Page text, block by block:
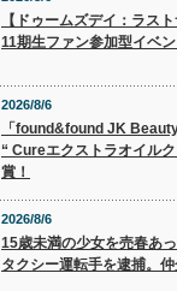
【ドゥームズデイ：ラス
11期生ファン参加型イベン
2026/8/6
「found&found JK
“ Cureエクストラオイル
賞！
2026/8/6
15歳未満の少女を売春あ
タクシー運転手を逮捕。仲